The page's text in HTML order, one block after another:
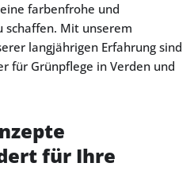
farbenfrohe und
schaffen. Mit unserem
langjährigen Erfahrung sind
für Grünpflege in Verden und
für Ihre